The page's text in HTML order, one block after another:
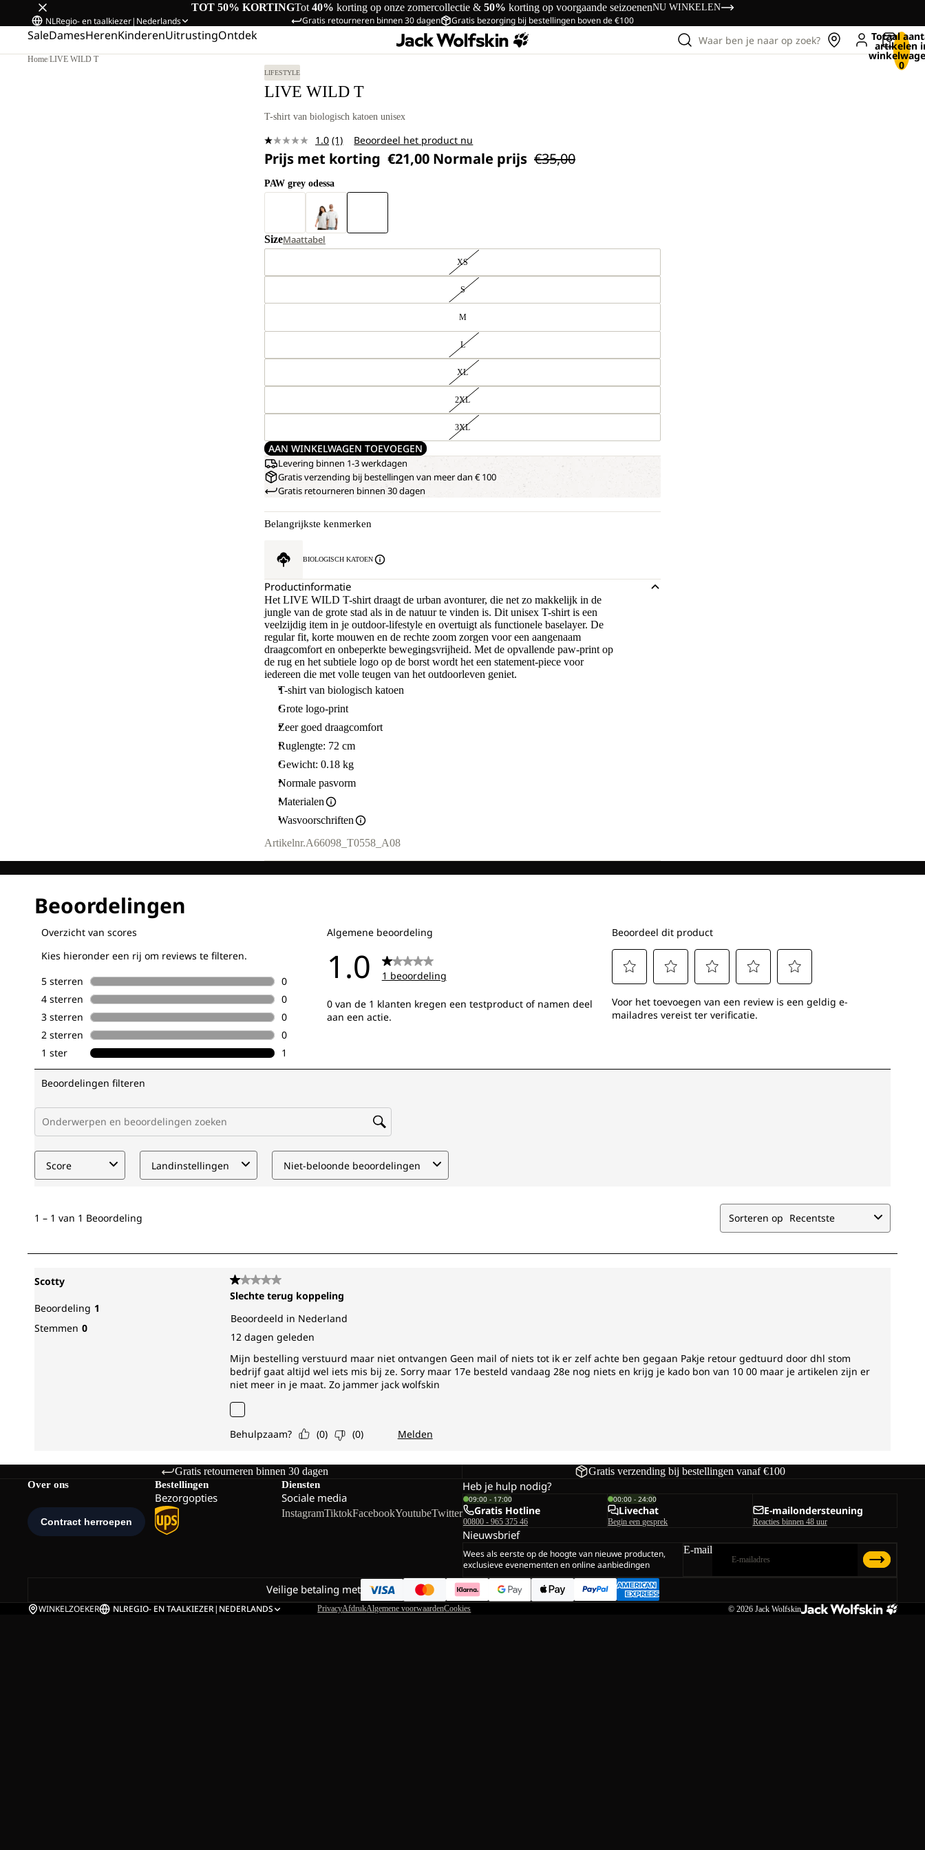
TOT 50% KORTINGTot 40% korting op onze zomercollectie & 50% korting op voorgaande seizoenenNU WINKELEN
Gratis retourneren binnen 30 dagen Gratis bezorging bij bestellingen boven de €100
NLRegio- en taalkiezer| Nederlands
SaleDamesHerenKinderenUitrustingOntdek Waar ben je naar op zoek? Totaal
artikelen
0
Home/LIVE WILD T
LIFESTYLE
LIVE WILD T
T-shirt van biologisch katoen unisex
1.0 Lees
1
beoordeling.
paginalink.
(1) Beoordeel het product nu
Prijs met korting €21,00 Normale prijs €35,00
PAW grey odessa
SizeMaattabel
XS
S
M
L
XL
2XL
3XL
AAN WINKELWAGEN TOEVOEGEN
Levering binnen 1-3 werkdagen
Gratis verzending bij bestellingen van meer dan € 100
Gratis retourneren binnen 30 dagen
Belangrijkste kenmerken
BIOLOGISCH KATOEN
Productinformatie
Het LIVE WILD T-shirt draagt de urban avonturer, die net zo makkelijk in de
jungle van de grote stad als in de natuur te vinden is. Dit unisex T-shirt is een
veelzijdig item in je outdoor-lifestyle en overtuigt als functionele baselayer. De
regular fit, korte mouwen en de rechte zoom zorgen voor een aangenaam
draagcomfort en onbeperkte bewegingsvrijheid. Met de opvallende paw-print op
de rug en het subtiele logo op de borst wordt het een statement-piece voor
iedereen die met volle teugen van het outdoorleven geniet.
T-shirt van biologisch katoen
Grote logo-print
Zeer goed draagcomfort
Ruglengte: 72 cm
Gewicht: 0.18 kg
Normale pasvorm
Materialen
Wasvoorschriften
Artikelnr.A66098_T0558_A08
Gratis retourneren binnen 30 dagen Gratis verzending bij bestellingen vanaf €100
Over ons Bestellingen
Bezorgopties
Diensten
Sociale media
InstagramTiktokFacebookYoutubeTwitter
Heb je hulp nodig?
09:00 - 17:00
Gratis Hotline
00800 - 965 375 46
00:00 - 24:00
Livechat
Begin een gesprek
E-mailondersteuning
Reacties binnen 48 uur
Nieuwsbrief
Wees als eerste op de hoogte van nieuwe producten,
exclusieve evenementen en online aanbiedingen
E-mail
Veilige betaling met
WINKELZOEKER NLREGIO- EN TAALKIEZER| NEDERLANDS PrivacyAfdrukAlgemene voorwaardenCookies © 2026 Jack Wolfskin